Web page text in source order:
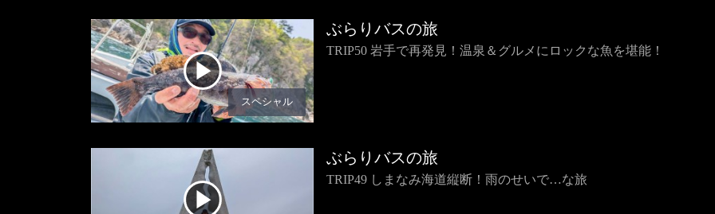
スペシャル
ぶらりバスの旅
TRIP50 岩手で再発見！温泉＆グルメにロックな魚を堪能！
ぶらりバスの旅
TRIP49 しまなみ海道縦断！雨のせいで…な旅